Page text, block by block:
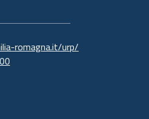
romagna.it/urp/